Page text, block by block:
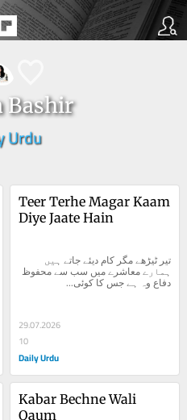
Bashir
Urdu
Teer Terhe Magar Kaam
Diye Jaate Hain
دفاع وہ ہے جس کا کوئی...
29.07.2026
10
Daily Urdu
Kabar Bechne Wali
Qaum